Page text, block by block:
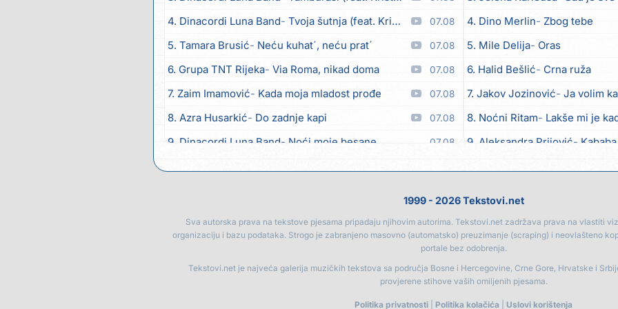
4. Dinacordi Luna Band Tvoja šutnja (feat. Kristina Smetko) 07.08
5. Tamara Brusić Neću kuhat´, neću prat´ 07.08
6. Grupa TNT Rijeka Via Roma, nikad doma 07.08
7. Zaim Imamović Kada moja mladost prođe 07.08
8. Azra Husarkić Do zadnje kapi 07.08
9. Dinacordi Luna Band Noći moje besane 07.08
13. Severina Pozovi me ti (Anksiozna) 06.08
14. Fidellio Summer Time 06.08
06.08
4. Dino Merlin Zbog tebe
5. Mile Delija Oras
6. Halid Bešlić Crna ruža
7. Jakov Jozinović Ja volim
8. Noćni Ritam Lakše mi je
9. Aleksandra Prijović Kababa
13. Noćni Ritam Rekla si mi
14. Vesna Zmijanac Ovo u
15. Karlo! Mon amour
1999 - 2026 Tekstovi.net
Sva autorska prava na tekstove pjesama pripadaju njihovim autorima. Tekstovi.net zadržava prava na vlastiti
organizaciju i bazu podataka. Strogo je zabranjeno masovno (automatsko) preuzimanje (scraping) i neovlašteno
portale bez odobrenja.
Tekstovi.net je najveća galerija muzičkih tekstova sa područja Bosne i Hercegovine, Crne Gore, Hrvatske i
provjerene stihove vaših omiljenih pjesama.
Politika privatnosti Politika kolačića Uslovi korištenja